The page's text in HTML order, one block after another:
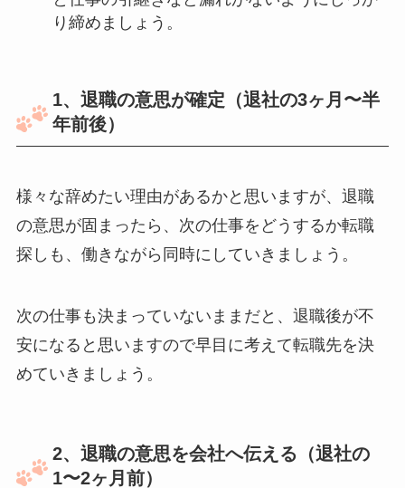
り締めましょう。
1、退職の意思が確定（退社の3ヶ月〜半
年前後）
様々な辞めたい理由があるかと思いますが、退職
の意思が固まったら、次の仕事をどうするか転職
探しも、働きながら同時にしていきましょう。
次の仕事も決まっていないままだと、退職後が不
安になると思いますので早目に考えて転職先を決
めていきましょう。
2、退職の意思を会社へ伝える（退社の
1〜2ヶ月前）